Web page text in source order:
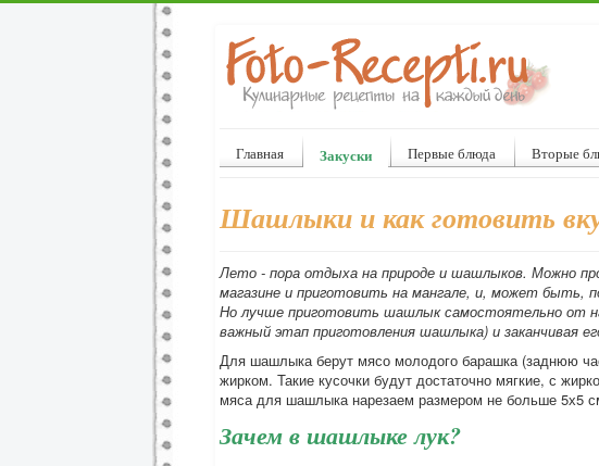
Главная Закуски Первые блюда Вторые
Шашлыки и как готовить
Лето - пора отдыха на природе и шашлыков. Можно
магазине и приготовить на мангале, и, может быть,
Но лучше приготовить шашлык самостоятельно от
важный этап приготовления шашлыка) и заканчивая
Для шашлыка берут мясо молодого барашка (заднюю
жирком. Такие кусочки будут достаточно мягкие, с
мяса для шашлыка нарезаем размером не больше 5х5
Зачем в шашлыке лук?